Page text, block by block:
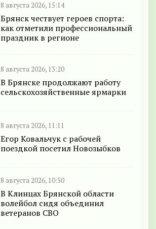
8 августа 2026, 15:14
Брянск чествует героев спорта:
как отметили профессиональный
праздник в регионе
8 августа 2026, 13:20
В Брянске продолжают работу
сельскохозяйственные ярмарки
8 августа 2026, 11:11
Егор Ковальчук с рабочей
поездкой посетил Новозыбков
8 августа 2026, 10:50
В Клинцах Брянской области
волейбол сидя объединил
ветеранов СВО